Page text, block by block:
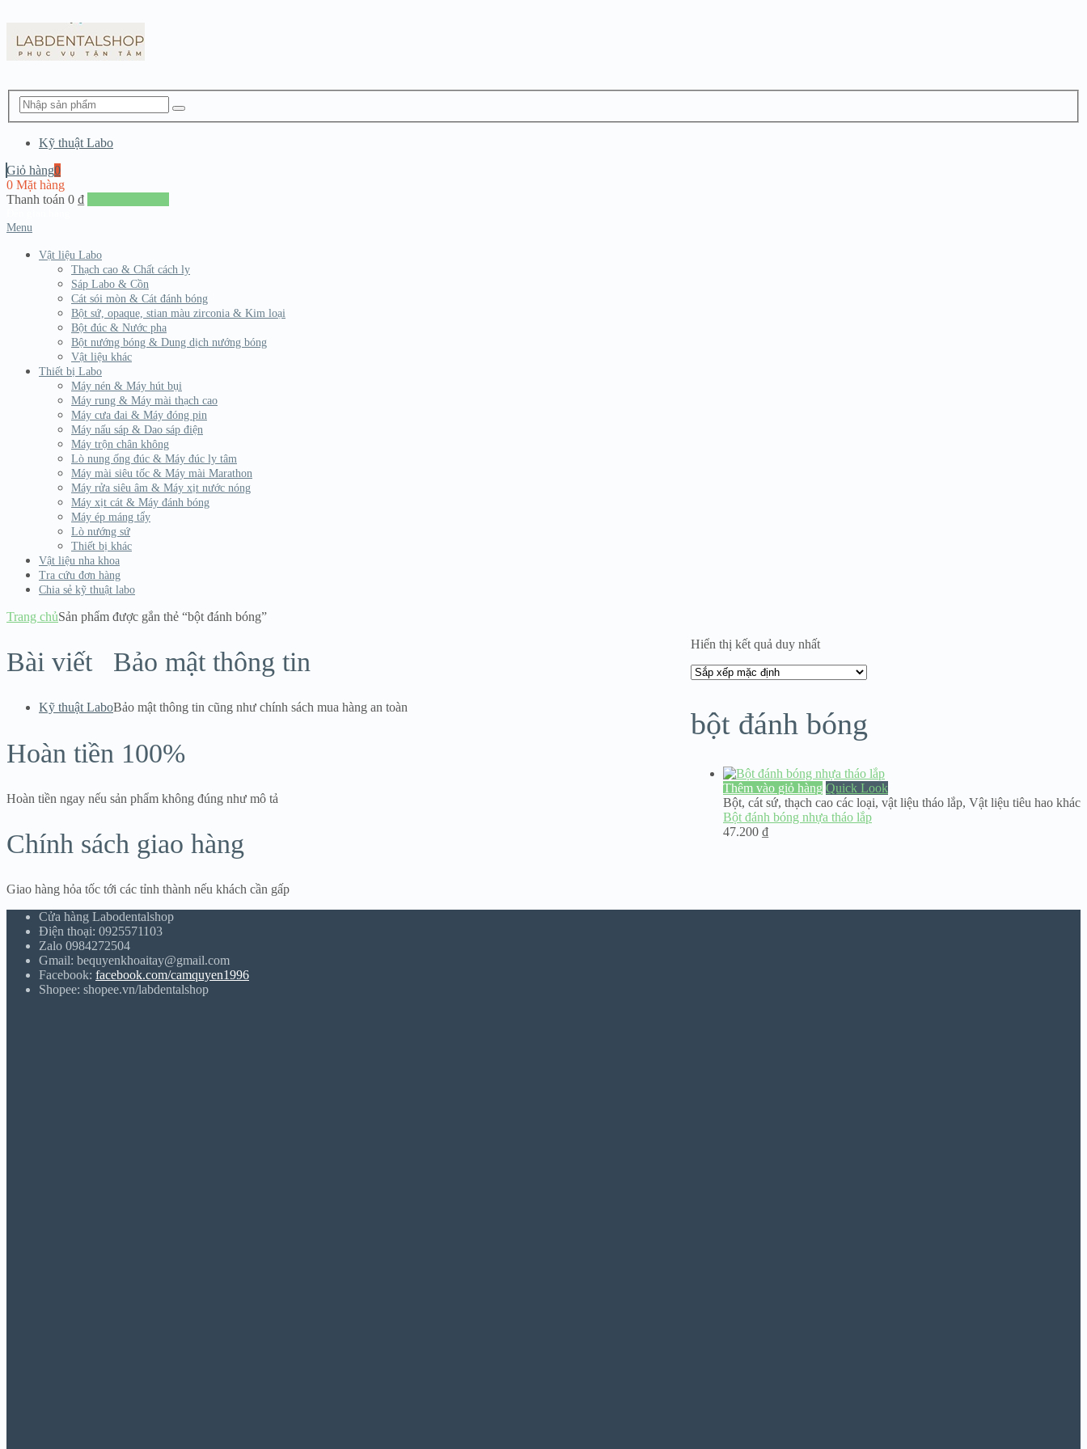
Kỹ thuật Labo
Giỏ hàng0
0 Mặt hàng
Thanh toán 0 ₫
Menu
Vật liệu Labo
Thạch cao & Chất cách ly
Sáp Labo & Cồn
Cát sói mòn & Cát đánh bóng
Bột sứ, opaque, stian màu zirconia & Kim loại
Bột đúc & Nước pha
Bột nướng bóng & Dung dịch nướng bóng
Vật liệu khác
Thiết bị Labo
Máy nén & Máy hút bụi
Máy rung & Máy mài thạch cao
Máy cưa đai & Máy đóng pin
Máy nấu sáp & Dao sáp điện
Máy trộn chân không
Lò nung ống đúc & Máy đúc ly tâm
Máy mài siêu tốc & Máy mài Marathon
Máy rửa siêu âm & Máy xịt nước nóng
Máy xịt cát & Máy đánh bóng
Máy ép máng tẩy
Lò nướng sứ
Thiết bị khác
Vật liệu nha khoa
Tra cứu đơn hàng
Chia sẻ kỹ thuật labo
Trang chủSản phẩm được gắn thẻ “bột đánh bóng”
Hiển thị kết quả duy nhất
bột đánh bóng
Thêm vào giỏ hàng Quick Look
Bột, cát sứ, thạch cao các loại, vật liệu tháo lắp, Vật liệu tiêu hao khác
Bột đánh bóng nhựa tháo lắp
47.200 ₫
Bài viết
Kỹ thuật Labo
Bảo mật thông tin
Bảo mật thông tin cũng như chính sách mua hàng an toàn
Hoàn tiền 100%
Hoàn tiền ngay nếu sản phẩm không đúng như mô tả
Chính sách giao hàng
Giao hàng hỏa tốc tới các tỉnh thành nếu khách cần gấp
Cửa hàng Labodentalshop
Điện thoại: 0925571103
Zalo 0984272504
Gmail: bequyenkhoaitay@gmail.com
Facebook: facebook.com/camquyen1996
Shopee: shopee.vn/labdentalshop